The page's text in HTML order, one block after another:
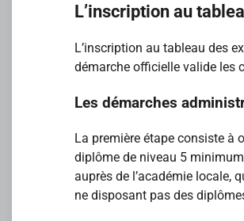
L’inscription au
L’inscription au tableau des
démarche officielle valide les
Les démarches
La première étape consiste à
diplôme de niveau 5
auprès de l’académie locale,
ne disposant pas des